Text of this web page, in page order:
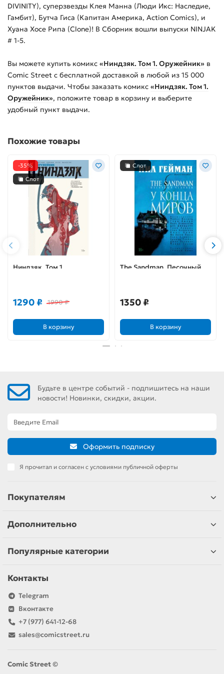
DIVINITY), суперзвезды Клея Манна (Люди Икс: Наследие,
Гамбит), Бутча Гиса (Капитан Америка, Action Comics), и
Хуана Хосе Рипа (Clone)! В Сборник вошли выпуски NINJAK
# 1-5.
Вы можете купить комикс «Ниндзяк. Том 1. Оружейник» в
Comic Street с бесплатной доставкой в любой из 15 000
пунктов выдачи. Чтобы заказать комикс «Ниндзяк. Том 1.
Оружейник», положите товар в корзину и выберите
удобный пункт выдачи.
Похожие товары
-35%
Слот
Ниндзяк. Том 1.
1290 ₽ 1990 ₽
В корзину
Слот
The Sandman. Песочный
1350 ₽
В корзину
Будьте в центре событий - подпишитесь на наши
новости! Новинки, скидки, акции.
Оформить подписку
Я прочитал и согласен с условиями публичной оферты
Покупателям
Дополнительно
Популярные категории
Контакты
Telegram
Вконтакте
+7 (977) 641-12-68
sales@comicstreet.ru
Comic Street ©